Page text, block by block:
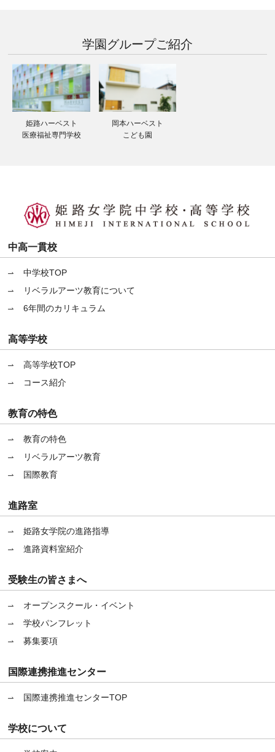
学園グループご紹介
姫路ハーベスト
医療福祉専門学校
岡本ハーベスト
こども園
中高一貫校
中学校TOP
リベラルアーツ教育について
6年間のカリキュラム
高等学校
高等学校TOP
コース紹介
教育の特色
教育の特色
リベラルアーツ教育
国際教育
進路室
姫路女学院の進路指導
進路資料室紹介
受験生の皆さまへ
オープンスクール・イベント
学校パンフレット
募集要項
国際連携推進センター
国際連携推進センターTOP
学校について